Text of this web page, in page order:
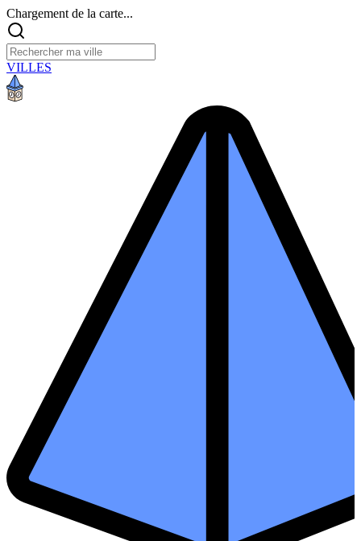
Chargement de la carte...
VILLES